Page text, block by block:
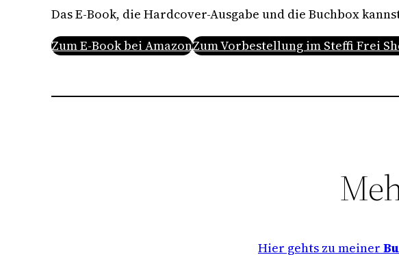
Das E-Book, die Hardcover-Ausgabe und die Buchbox
Zum E-Book bei AmazonZum Vorbestellung im Steffi Frei
Hier gehts zu meiner